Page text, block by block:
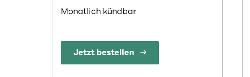
Monatlich kündbar
Jetzt bestellen